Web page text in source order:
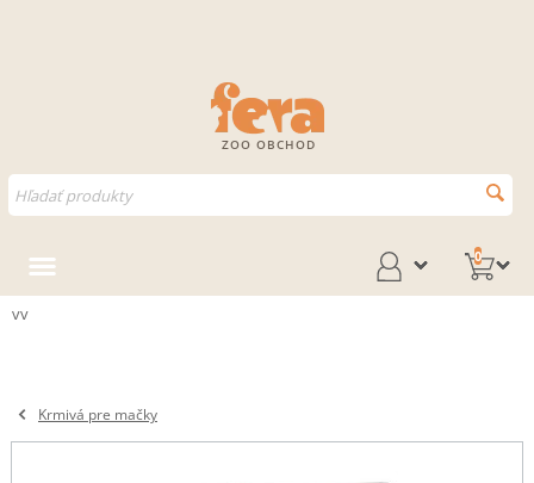
ZOO OBCHOD
0
vv
Krmivá pre mačky